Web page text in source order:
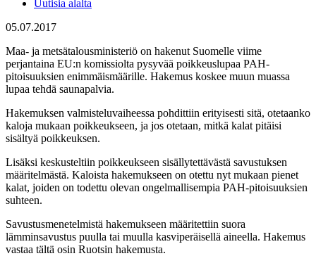
Uutisia alalta
05.07.2017
Maa- ja metsätalousministeriö on hakenut Suomelle viime
perjantaina EU:n komissiolta pysyvää poikkeuslupaa PAH-
pitoisuuksien enimmäismäärille. Hakemus koskee muun muassa
lupaa tehdä saunapalvia.
Hakemuksen valmisteluvaiheessa pohdittiin erityisesti sitä, otetaanko
kaloja mukaan poikkeukseen, ja jos otetaan, mitkä kalat pitäisi
sisältyä poikkeuksen.
Lisäksi keskusteltiin poikkeukseen sisällytettävästä savustuksen
määritelmästä. Kaloista hakemukseen on otettu nyt mukaan pienet
kalat, joiden on todettu olevan ongelmallisempia PAH-pitoisuuksien
suhteen.
Savustusmenetelmistä hakemukseen määritettiin suora
lämminsavustus puulla tai muulla kasviperäisellä aineella. Hakemus
vastaa tältä osin Ruotsin hakemusta.